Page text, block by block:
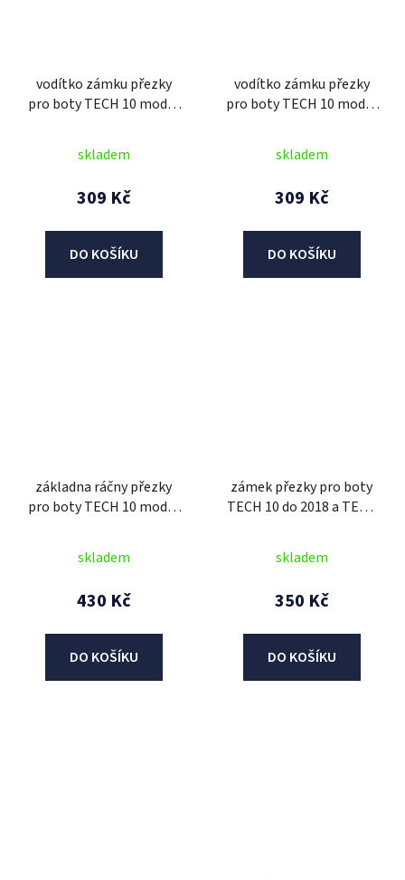
vodítko zámku přezky
pro boty TECH 10 model
skladem
309 Kč
DO KOŠÍKU
vodítko zámku přezky
pro boty TECH 10 model
skladem
309 Kč
DO KOŠÍKU
základna ráčny přezky
pro boty TECH 10 model
ENDURO/7 ENDURO
DRYSTAR model 2014 až
skladem
430 Kč
DO KOŠÍKU
zámek přezky pro boty
TECH 10 do 2018 a TECH
ALPINESTARS (černá,
sada 3 ks)
skladem
350 Kč
DO KOŠÍKU